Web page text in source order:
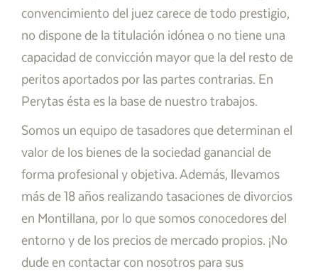
convencimiento del juez carece de todo prestigio,
no dispone de la titulación idónea o no tiene una
capacidad de convicción mayor que la del resto de
peritos aportados por las partes contrarias. En
Perytas ésta es la base de nuestro trabajos.
Somos un equipo de tasadores que determinan el
valor de los bienes de la sociedad ganancial de
forma profesional y objetiva. Además, llevamos
más de 18 años realizando tasaciones de divorcios
en Montillana, por lo que somos conocedores del
entorno y de los precios de mercado propios. ¡No
dude en contactar con nosotros para sus